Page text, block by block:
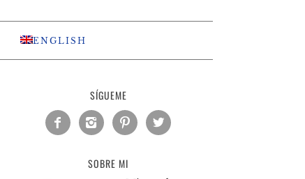
ENGLISH
SÍGUEME
   
SOBRE MI